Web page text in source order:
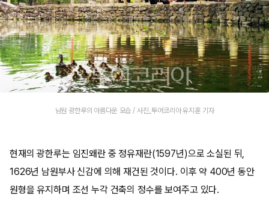
남원 광한루의 아름다운 모습 / 사진_투어코리아 유지훈 기자
현재의 광한루는 임진왜란 중 정유재란(1597년)으로 소실된 뒤,
1626년 남원부사 신감에 의해 재건된 것이다. 이후 약 400년 동안
원형을 유지하며 조선 누각 건축의 정수를 보여주고 있다.